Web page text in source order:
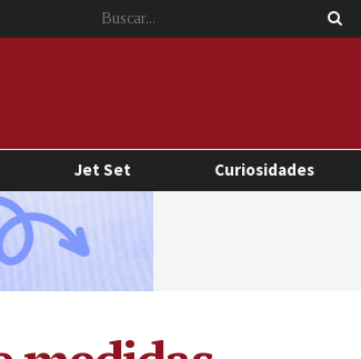
Jet Set Curiosidades